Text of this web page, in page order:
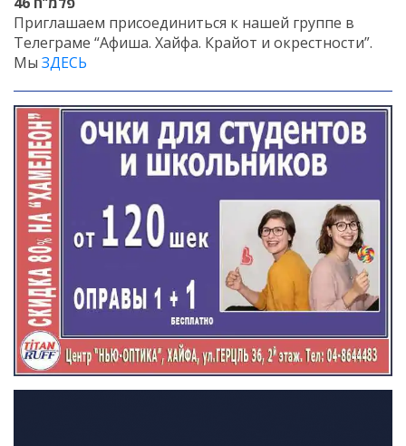
Искать
Приглашаем присоединиться к нашей группе в
Телеграме “Афиша. Хайфа. Крайот и окрестности”.
Мы ЗДЕСЬ